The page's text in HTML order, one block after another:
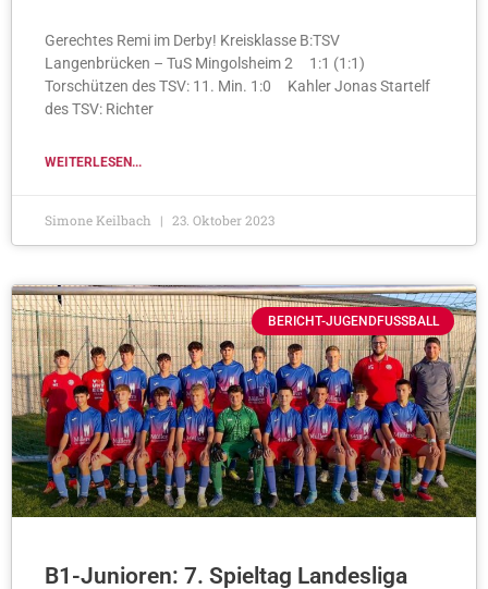
Gerechtes Remi im Derby! Kreisklasse B:TSV
Langenbrücken – TuS Mingolsheim 2 1:1 (1:1)
Torschützen des TSV: 11. Min. 1:0 Kahler Jonas Startelf
des TSV: Richter
WEITERLESEN...
Simone Keilbach 23. Oktober 2023
BERICHT-JUGENDFUSSBALL
B1-Junioren: 7. Spieltag Landesliga